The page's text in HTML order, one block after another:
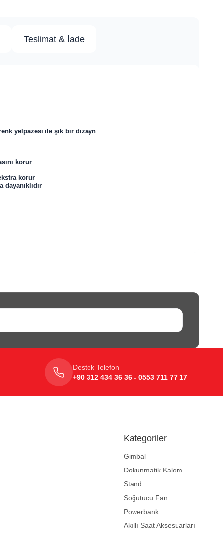
Teslimat & İade
yelpazesi ile şık bir dizayn
korur
korur
Destek Telefon
+90 312 434 36 36 - 0553 711 77 17
Kategoriler
Gimbal
Dokunmatik Kalem
Stand
Soğutucu Fan
Powerbank
Akıllı Saat Aksesuarları